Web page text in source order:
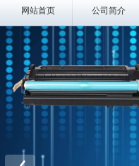
网站首页 公司简介